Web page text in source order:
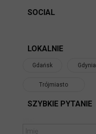
SZYBKIE PYTANIE
SOCIAL
LOKALNIE
Gdynia
Trójmiasto
Gdańsk